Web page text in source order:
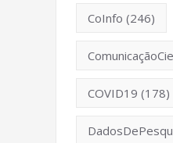
CoInfo (246)
COVID19 (178)